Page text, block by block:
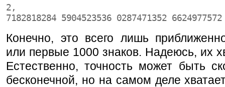
2,
7182818284 5904523536 0287471352
Конечно, это всего лишь
или первые 1000 знаков. Надеюсь, их
Естественно, точность может быть
бесконечной, но на самом деле